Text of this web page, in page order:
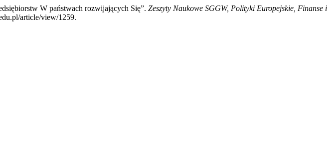
W państwach rozwijających Się”. Zeszyty Naukowe SGGW, Polityki Europejskie, Finanse i
article/view/1259.